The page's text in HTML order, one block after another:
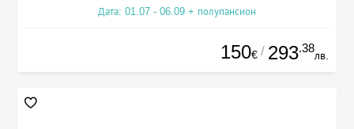
Дата: 01.07 - 06.09 + полупансион
150€ / 293.38
лв.